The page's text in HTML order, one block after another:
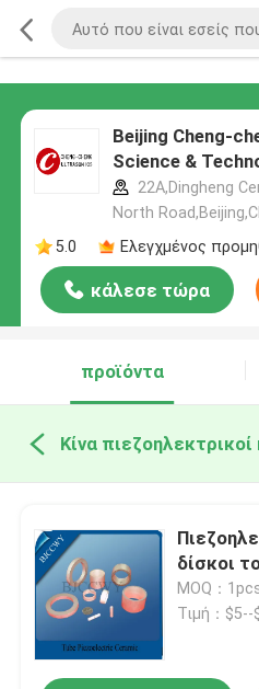
Beijing Cheng-
Science &
22A,Dingheng
North
5.0
Ελεγχμένος
κάλεσε τώρα
προϊόντα
Κίνα πιεζοηλεκτρικοί
δίσκοι
MOQ：
Τιμή：$5--